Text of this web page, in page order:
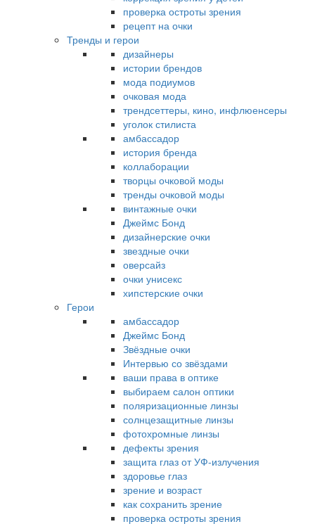
проверка остроты зрения
рецепт на очки
Тренды и герои
дизайнеры
истории брендов
мода подиумов
очковая мода
трендсеттеры, кино, инфлюенсеры
уголок стилиста
амбассадор
история бренда
коллаборации
творцы очковой моды
тренды очковой моды
винтажные очки
Джеймс Бонд
дизайнерские очки
звездные очки
оверсайз
очки унисекс
хипстерские очки
Герои
амбассадор
Джеймс Бонд
Звёздные очки
Интервью со звёздами
ваши права в оптике
выбираем салон оптики
поляризационные линзы
солнцезащитные линзы
фотохромные линзы
дефекты зрения
защита глаз от УФ-излучения
здоровье глаз
зрение и возраст
как сохранить зрение
проверка остроты зрения